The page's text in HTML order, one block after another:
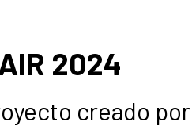
2024
creado por